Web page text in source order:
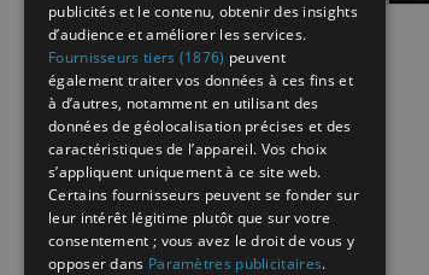
publicités et le contenu, obtenir des insights
d’audience et améliorer les services.
Fournisseurs tiers (1876) peuvent
également traiter vos données à ces fins et
à d’autres, notamment en utilisant des
données de géolocalisation précises et des
caractéristiques de l’appareil. Vos choix
s’appliquent uniquement à ce site web.
Certains fournisseurs peuvent se fonder sur
leur intérêt légitime plutôt que sur votre
consentement ; vous avez le droit de vous y
opposer dans Paramètres publicitaires.